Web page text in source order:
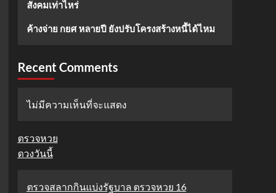
สังคมเท่าไหร่
ค้างจ่าย กยศ หลายปี ยังปรับโครงสร้างหนี้ได้ไหม
Recent Comments
ไม่มีความเห็นที่จะแสดง
ตรวจหวย
ดวงวันนี้
ตรวจสลากกินแบ่งรัฐบาล ตรวจหวย 16